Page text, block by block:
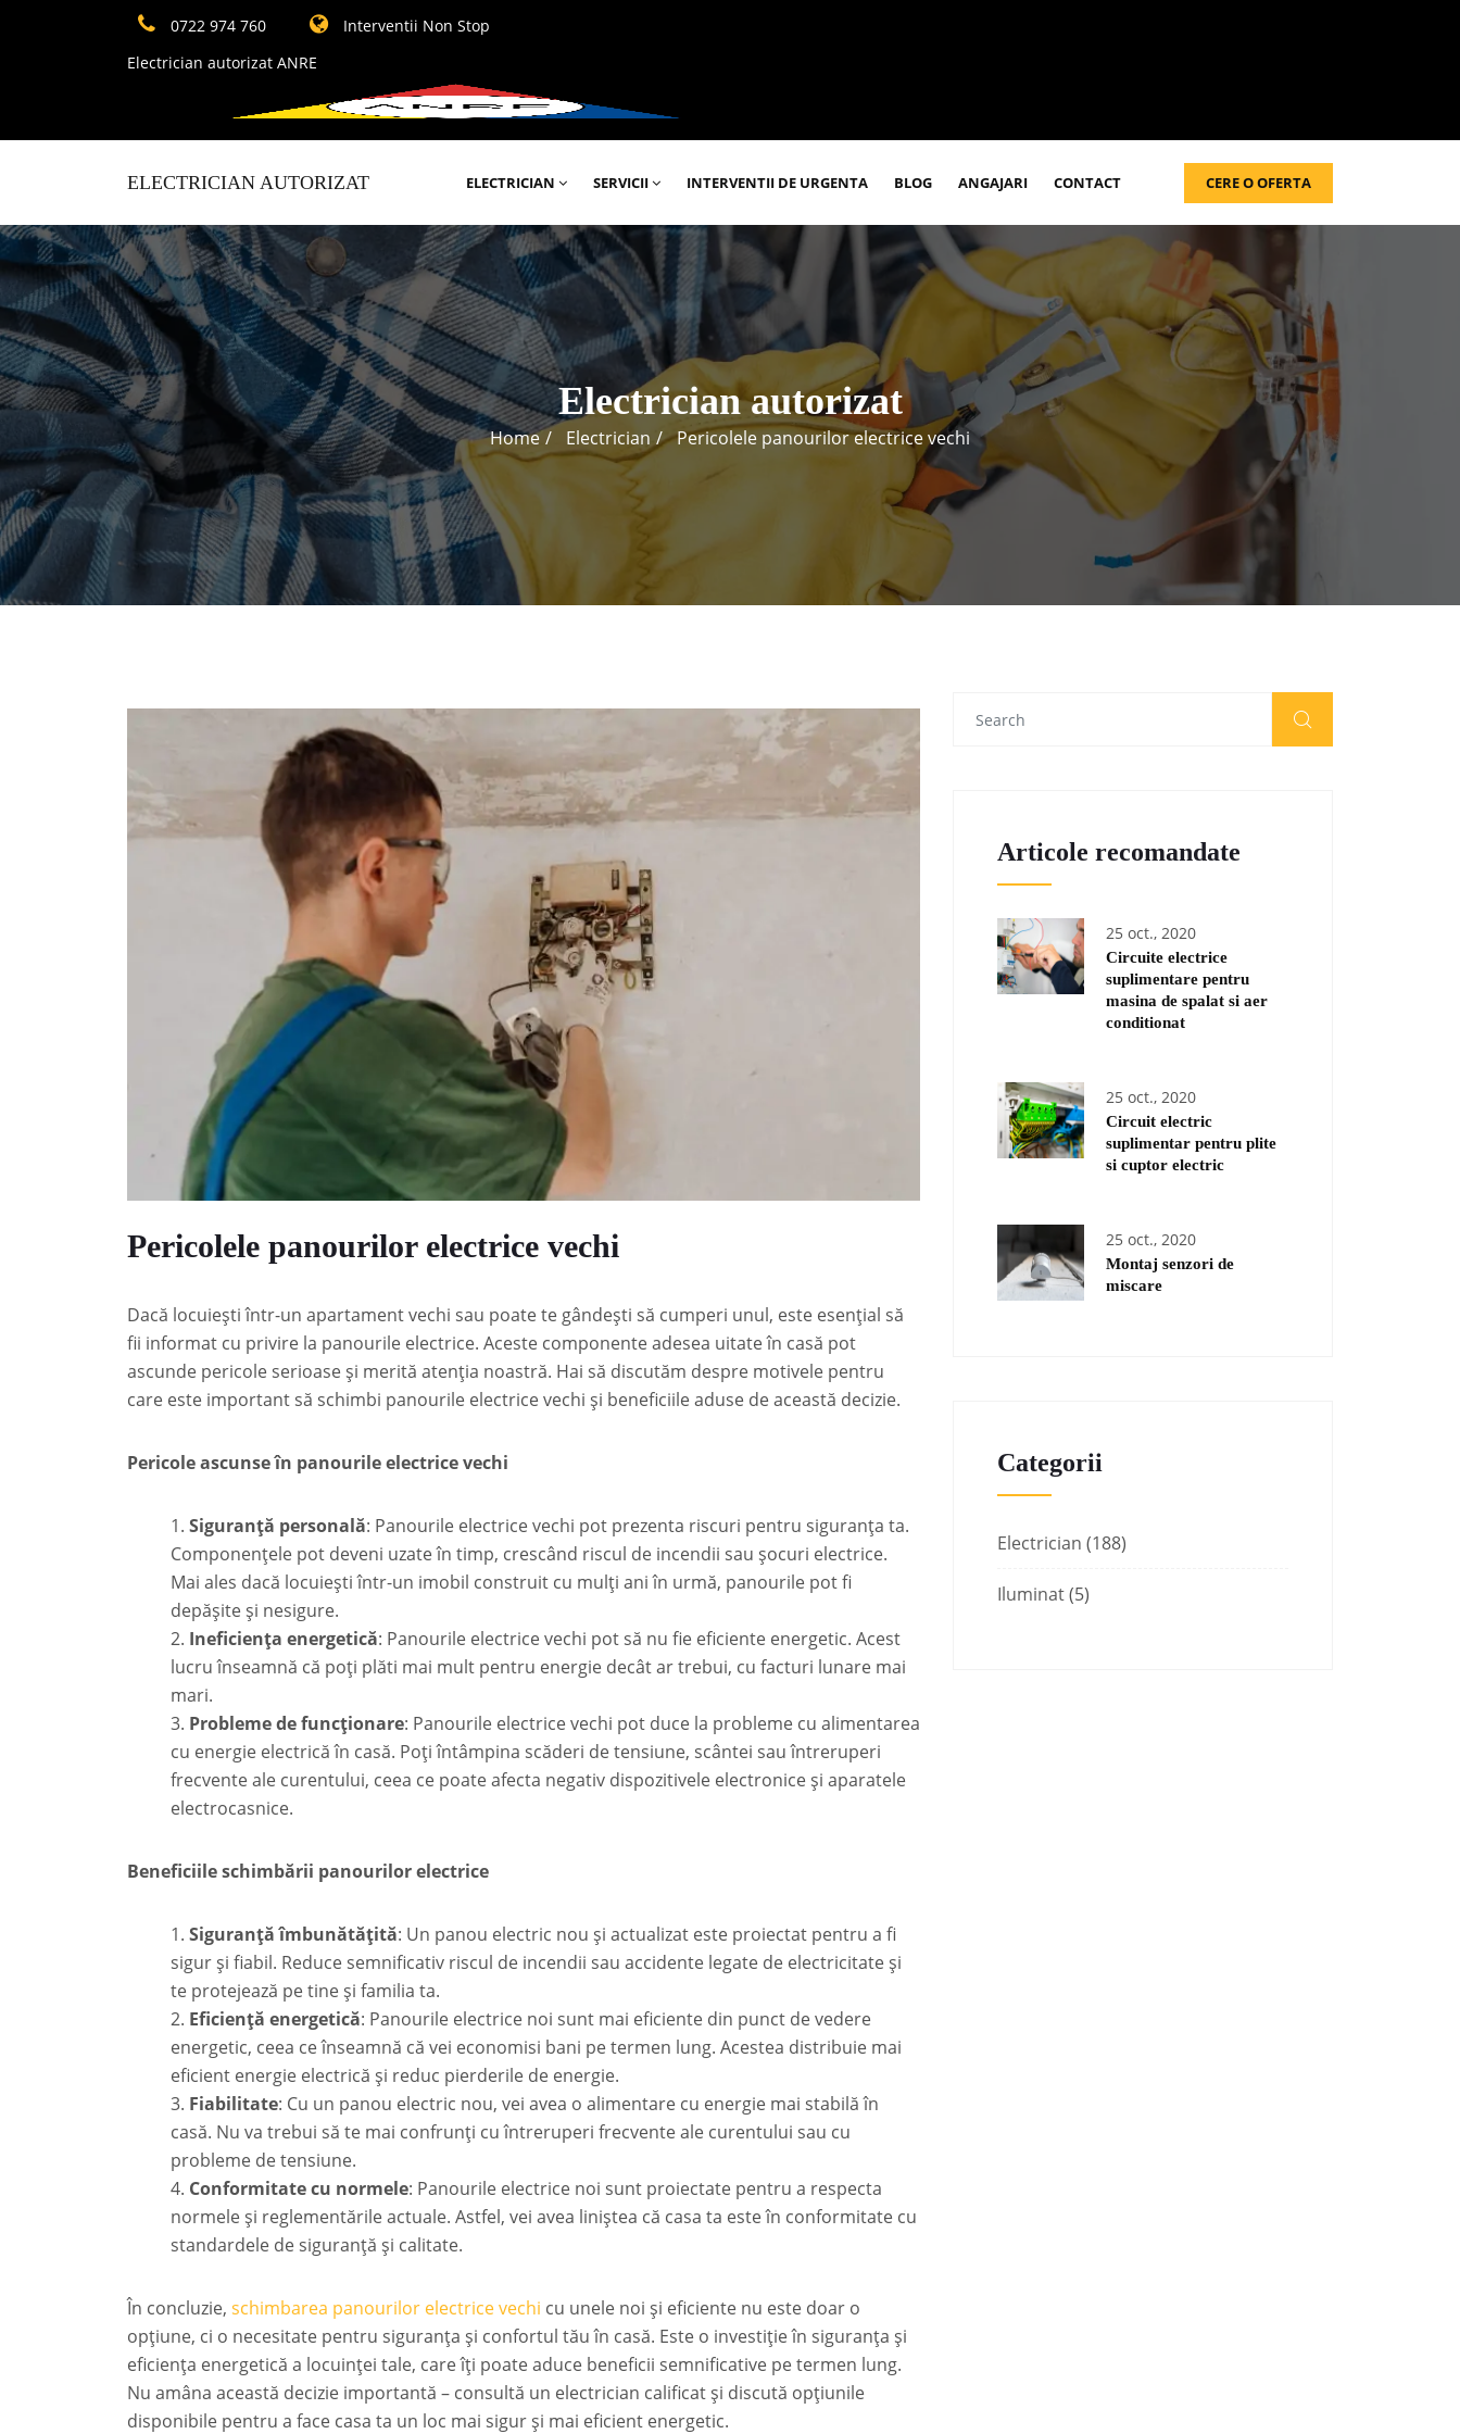
0722 974 760
Interventii Non Stop
Electrician autorizat ANRE
ELECTRICIAN AUTORIZAT ELECTRICIAN SERVICII INTERVENTII DE URGENTA BLOG ANGAJARI CONTACT CERE O OFERTA
Electrician autorizat
Home Electrician Pericolele panourilor electrice vechi
Pericolele panourilor electrice vechi
Dacă locuiești într-un apartament vechi sau poate te gândești să cumperi unul, este esențial să
fii informat cu privire la panourile electrice. Aceste componente adesea uitate în casă pot
ascunde pericole serioase și merită atenția noastră. Hai să discutăm despre motivele pentru
care este important să schimbi panourile electrice vechi și beneficiile aduse de această decizie.
Pericole ascunse în panourile electrice vechi
Siguranță personală: Panourile electrice vechi pot prezenta riscuri pentru siguranța ta.
Componențele pot deveni uzate în timp, crescând riscul de incendii sau șocuri electrice.
Mai ales dacă locuiești într-un imobil construit cu mulți ani în urmă, panourile pot fi
depășite și nesigure.
Ineficiența energetică: Panourile electrice vechi pot să nu fie eficiente energetic. Acest
lucru înseamnă că poți plăti mai mult pentru energie decât ar trebui, cu facturi lunare mai
mari.
Probleme de funcționare: Panourile electrice vechi pot duce la probleme cu alimentarea
cu energie electrică în casă. Poți întâmpina scăderi de tensiune, scântei sau întreruperi
frecvente ale curentului, ceea ce poate afecta negativ dispozitivele electronice și aparatele
electrocasnice.
Beneficiile schimbării panourilor electrice
Siguranță îmbunătățită: Un panou electric nou și actualizat este proiectat pentru a fi
sigur și fiabil. Reduce semnificativ riscul de incendii sau accidente legate de electricitate și
te protejează pe tine și familia ta.
Eficiență energetică: Panourile electrice noi sunt mai eficiente din punct de vedere
energetic, ceea ce înseamnă că vei economisi bani pe termen lung. Acestea distribuie mai
eficient energie electrică și reduc pierderile de energie.
Fiabilitate: Cu un panou electric nou, vei avea o alimentare cu energie mai stabilă în
casă. Nu va trebui să te mai confrunți cu întreruperi frecvente ale curentului sau cu
probleme de tensiune.
Conformitate cu normele: Panourile electrice noi sunt proiectate pentru a respecta
normele și reglementările actuale. Astfel, vei avea liniștea că casa ta este în conformitate cu
standardele de siguranță și calitate.
În concluzie, schimbarea panourilor electrice vechi cu unele noi și eficiente nu este doar o
opțiune, ci o necesitate pentru siguranța și confortul tău în casă. Este o investiție în siguranța și
eficiența energetică a locuinței tale, care îți poate aduce beneficii semnificative pe termen lung.
Nu amâna această decizie importantă – consultă un electrician calificat și discută opțiunile
disponibile pentru a face casa ta un loc mai sigur și mai eficient energetic.
Articole recomandate
25 oct., 2020
Circuite electrice
suplimentare pentru
masina de spalat si aer
conditionat
25 oct., 2020
Circuit electric
suplimentar pentru plite
si cuptor electric
25 oct., 2020
Montaj senzori de
miscare
Categorii
Electrician (188)
Iluminat(5)